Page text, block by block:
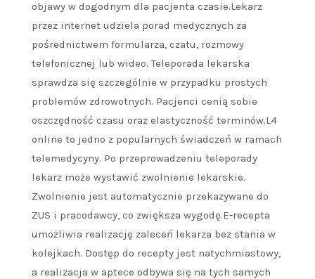
objawy w dogodnym dla pacjenta czasie.Lekarz
przez internet udziela porad medycznych za
pośrednictwem formularza, czatu, rozmowy
telefonicznej lub wideo. Teleporada lekarska
sprawdza się szczególnie w przypadku prostych
problemów zdrowotnych. Pacjenci cenią sobie
oszczędność czasu oraz elastyczność terminów.L4
online to jedno z popularnych świadczeń w ramach
telemedycyny. Po przeprowadzeniu teleporady
lekarz może wystawić zwolnienie lekarskie.
Zwolnienie jest automatycznie przekazywane do
ZUS i pracodawcy, co zwiększa wygodę.E-recepta
umożliwia realizację zaleceń lekarza bez stania w
kolejkach. Dostęp do recepty jest natychmiastowy,
a realizacja w aptece odbywa się na tych samych